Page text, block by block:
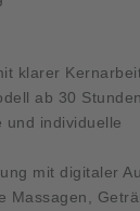
klarer
ab 30
und individuelle
mit digitaler
Massagen,